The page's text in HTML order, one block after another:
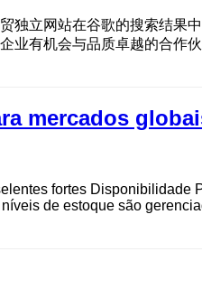
立网站在谷歌的搜索结果
有机会与品质卓越的合作
mercados
fortes Disponibilidade
de estoque são